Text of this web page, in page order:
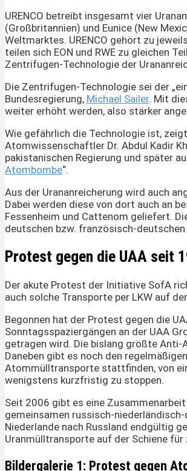
URENCO betreibt insgesamt vier
(Großbritannien) und Eunice (New
Weltmarktes. URENCO gehört zu
teilen sich EON und RWE zu gleichen
Zentrifugen-Technologie der
Die Zentrifugen-Technologie sei der
Bundesregierung, Michael Sailer. Mit
weiter erhöht werden, also stärker
Wie gefährlich die Technologie ist,
Atomwissenschaftler Dr. Abdul Kadir
pakistanischen Regierung und später
Atombombe“.
Aus der Urananreicherung wird auch
Dabei werden diese von dort auch an
Fessenheim und Cattenom geliefert.
deutschen bzw. französisch-deutschen
Protest gegen die UAA seit
Der akute Protest der Initiative SofA
auch solche Transporte per LKW auf
Begonnen hat der Protest gegen die
Sonntagsspaziergängen an der UAA
getragen wird. Die bislang größte
Daneben gibt es noch den regelmäßigen
Atommülltransporte stattfinden, von
wenigstens kurzfristig zu stoppen.
Seit 2006 gibt es eine
gemeinsamen russisch-
Niederlande nach Russland endgültig
Uranmülltransporte auf der Schiene
Bildergalerie 1: Protest gegen